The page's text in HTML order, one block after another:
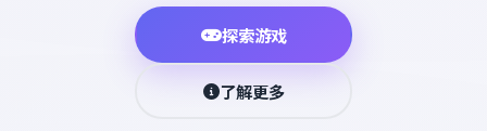
探索游戏
了解更多